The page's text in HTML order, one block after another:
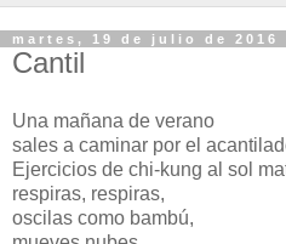
martes, 19 de julio de 2016
Cantil
Una mañana de verano
sales a caminar por el
Ejercicios de chi-kung al sol
respiras, respiras,
oscilas como bambú,